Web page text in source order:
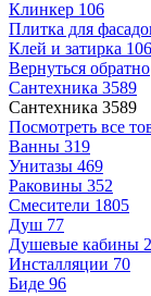
Клинкер 106
Плитка для
Клей и затирка 106
Вернуться обратно
Сантехника 3589
Сантехника 3589
Посмотреть все
Ванны 319
Унитазы 469
Раковины 352
Смесители 1805
Душ 77
Душевые кабины
Инсталляции 70
Биде 96